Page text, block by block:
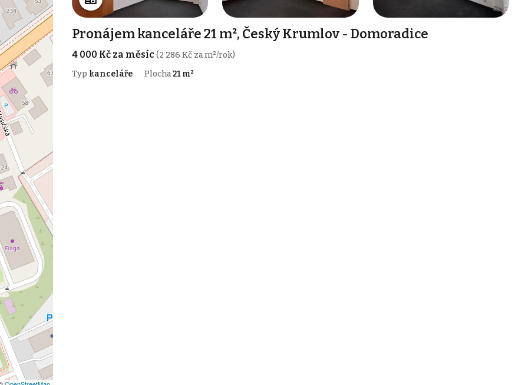
Pronájem kanceláře 21 m², Český Krumlov - Domoradice
4 000 Kč za měsíc(2 286 Kč za m²/rok)
Typ kanceláře Plocha21 m²